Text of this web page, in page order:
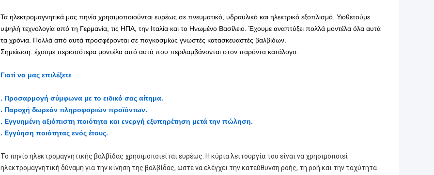
Τα ηλεκτρομαγνητικά μας πηνία χρησιμοποιούνται ευρέως σε πνευματικό, υδραυλικό και ηλεκτρικό εξοπλισμό. Υιοθετούμε
υψηλή τεχνολογία από τη Γερμανία, τις ΗΠΑ, την Ιταλία και το Ηνωμένο Βασίλειο. Έχουμε αναπτύξει πολλά μοντέλα όλα αυτά
τα χρόνια. Πολλά από αυτά προσφέρονται σε παγκοσμίως γνωστές κατασκευαστές βαλβίδων.
Σημείωση: έχουμε περισσότερα μοντέλα από αυτά που περιλαμβάνονται στον παρόντα κατάλογο.
Γιατί να μας επιλέξετε
. Προσαρμογή σύμφωνα με το ειδικό σας αίτημα.
. Παροχή δωρεάν πληροφοριών προϊόντων.
. Εγγυημένη αξιόπιστη ποιότητα και ενεργή εξυπηρέτηση μετά την πώληση.
. Εγγύηση ποιότητας ενός έτους.
Το πηνίο ηλεκτρομαγνητικής βαλβίδας χρησιμοποιείται ευρέως. Η κύρια λειτουργία του είναι να χρησιμοποιεί
ηλεκτρομαγνητική δύναμη για την κίνηση της βαλβίδας, ώστε να ελέγχει την κατεύθυνση ροής, τη ροή και την ταχύτητα